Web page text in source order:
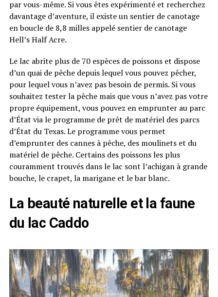
par vous-même. Si vous êtes expérimenté et recherchez
davantage d’aventure, il existe un sentier de canotage
en boucle de 8,8 milles appelé sentier de canotage
Hell’s Half Acre.
Le lac abrite plus de 70 espèces de poissons et dispose
d’un quai de pêche depuis lequel vous pouvez pêcher,
pour lequel vous n’avez pas besoin de permis. Si vous
souhaitez tester la pêche mais que vous n’avez pas votre
propre équipement, vous pouvez en emprunter au parc
d’État via le programme de prêt de matériel des parcs
d’État du Texas. Le programme vous permet
d’emprunter des cannes à pêche, des moulinets et du
matériel de pêche. Certains des poissons les plus
couramment trouvés dans le lac sont l’achigan à grande
bouche, le crapet, la marigane et le bar blanc.
La beauté naturelle et la faune
du lac Caddo